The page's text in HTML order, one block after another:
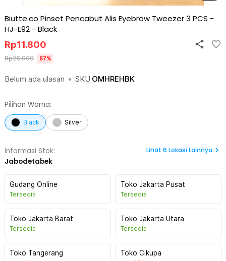
Biutte.co Pinset Pencabut Alis Eyebrow Tweezer 3 PCS -
HJ-E92 - Black
Belum ada ulasan • SKU OMHREHBK
Rp11.800
Rp26.900 57%
Pilihan Warna:
Black Silver
Informasi Stok:
Jabodetabek
Lihat 6 Lokasi Lainnya
Gudang Online
Tersedia
Toko Jakarta Pusat
Tersedia
Toko Jakarta Barat
Tersedia
Toko Jakarta Utara
Tersedia
Toko Tangerang Toko Cikupa